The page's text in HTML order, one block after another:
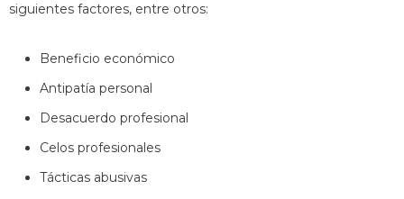
siguientes factores, entre otros:
Beneficio económico
Antipatía personal
Desacuerdo profesional
Celos profesionales
Tácticas abusivas